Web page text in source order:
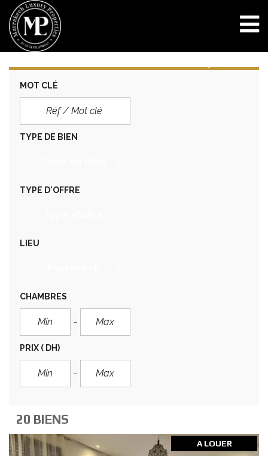
MOT CLÉ
TYPE DE BIEN
TYPE D'OFFRE
LIEU
CHAMBRES
PRIX ( DH)
20 BIENS
A LOUER